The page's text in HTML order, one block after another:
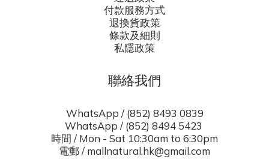
付款服務方式
退換貨政策
條款及細則
私隱政策
聯絡我們
WhatsApp / (852) 8493 0839
WhatsApp / (852) 8494 5423
時間 / Mon - Sat 10:30am to 6:30pm
電郵 / mallnatural.hk@gmail.com